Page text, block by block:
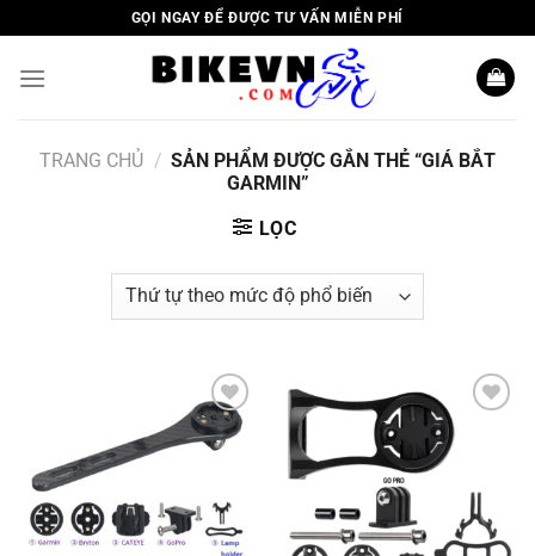
to
content
GỌI NGAY ĐỂ ĐƯỢC TƯ VẤN MIỄN PHÍ
TRANG CHỦ / SẢN PHẨM ĐƯỢC GẮN THẺ “GIÁ BẮT
GARMIN”
LỌC
Add to
wishlist